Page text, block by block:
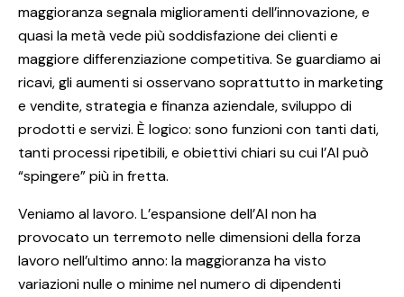
maggioranza segnala miglioramenti dell’innovazione, e
quasi la metà vede più soddisfazione dei clienti e
maggiore differenziazione competitiva. Se guardiamo ai
ricavi, gli aumenti si osservano soprattutto in marketing
e vendite, strategia e finanza aziendale, sviluppo di
prodotti e servizi. È logico: sono funzioni con tanti dati,
tanti processi ripetibili, e obiettivi chiari su cui l’AI può
“spingere” più in fretta.
Veniamo al lavoro. L’espansione dell’AI non ha
provocato un terremoto nelle dimensioni della forza
lavoro nell’ultimo anno: la maggioranza ha visto
variazioni nulle o minime nel numero di dipendenti